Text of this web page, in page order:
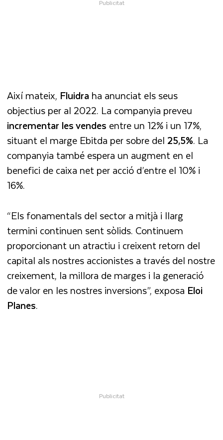
Així mateix, Fluidraha anunciat els seus
objectius per al 2022. La companyia preveu
incrementar les vendes entre un 12% i un 17%,
situant el marge Ebitda per sobre del 25,5%. La
companyia també espera un augment en el
benefici de caixa net per acció d’entre el 10% i
16%.
“Els fonamentals del sector a mitjà i llarg
termini continuen sent sòlids. Continuem
proporcionant un atractiu i creixent retorn del
capital als nostres accionistes a través del nostre
creixement, la millora de marges i la generació
de valor en les nostres inversions”, exposa Eloi
Planes.